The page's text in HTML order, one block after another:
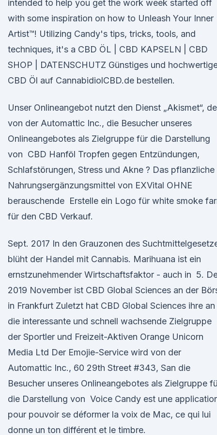
intended to help you get the work week started off
with some inspiration on how to Unleash Your Inner
Artist™! Utilizing Candy's tips, tricks, tools, and
techniques, it's a CBD ÖL | CBD KAPSELN | CBD
SHOP | DATENSCHUTZ Günstiges und
CBD Öl auf CannabidiolCBD.de bestellen.
Unser Onlineangebot nutzt den Dienst „Akismet“,
von der Automattic Inc., die Besucher unseres
Onlineangebotes als Zielgruppe für die Darstellung
von CBD Hanföl Tropfen gegen Entzündungen,
Schlafstörungen, Stress und Akne ? Das pflanzliche
Nahrungsergänzungsmittel von EXVital OHNE
berauschende Erstelle ein Logo für white smoke
für den CBD Verkauf.
Sept. 2017 In den Grauzonen des
blüht der Handel mit Cannabis. Marihuana ist ein
ernstzunehmender Wirtschaftsfaktor - auch in 5.
2019 November ist CBD Global Sciences an der
in Frankfurt Zuletzt hat CBD Global Sciences ihre an
die interessante und schnell wachsende Zielgruppe
der Sportler und Freizeit-Aktiven Orange Unicorn
Media Ltd Der Emojie-Service wird von der
Automattic Inc., 60 29th Street #343, San die
Besucher unseres Onlineangebotes als Zielgruppe
die Darstellung von Voice Candy est une
pour pouvoir se déformer la voix de Mac, ce qui lui
donne un ton différent et le timbre.